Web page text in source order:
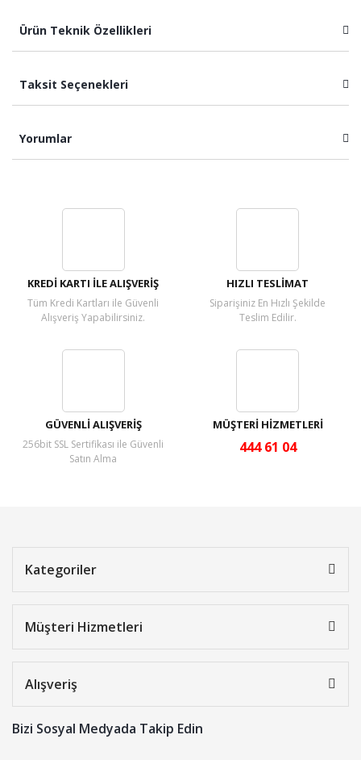
Ürün Teknik Özellikleri
Taksit Seçenekleri
Yorumlar
KREDİ KARTI İLE ALIŞVERİŞ
Tüm Kredi Kartları ile Güvenli
Alışveriş Yapabilirsiniz.
HIZLI TESLİMAT
Siparişiniz En Hızlı Şekilde
Teslim Edilir.
GÜVENLİ ALIŞVERİŞ
256bit SSL Sertifikası ile Güvenli
Satın Alma
MÜŞTERİ HİZMETLERİ
444 61 04
Kategoriler
Müşteri Hizmetleri
Alışveriş
Bizi Sosyal Medyada Takip Edin